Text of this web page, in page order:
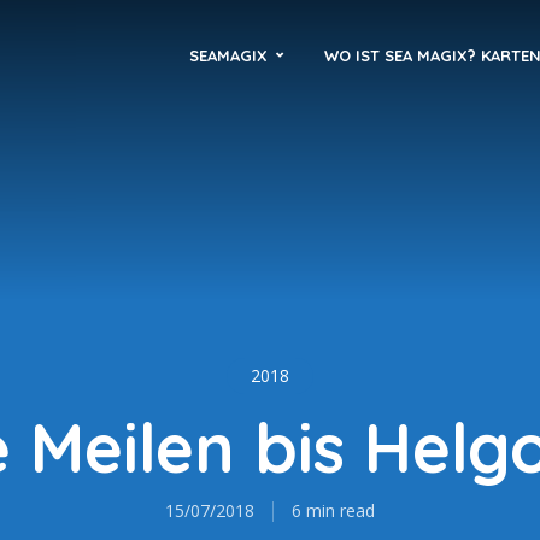
SEAMAGIX WO IST SEA MAGIX? KARTEN
2018
Meilen bis
15/07/2018 6 min read